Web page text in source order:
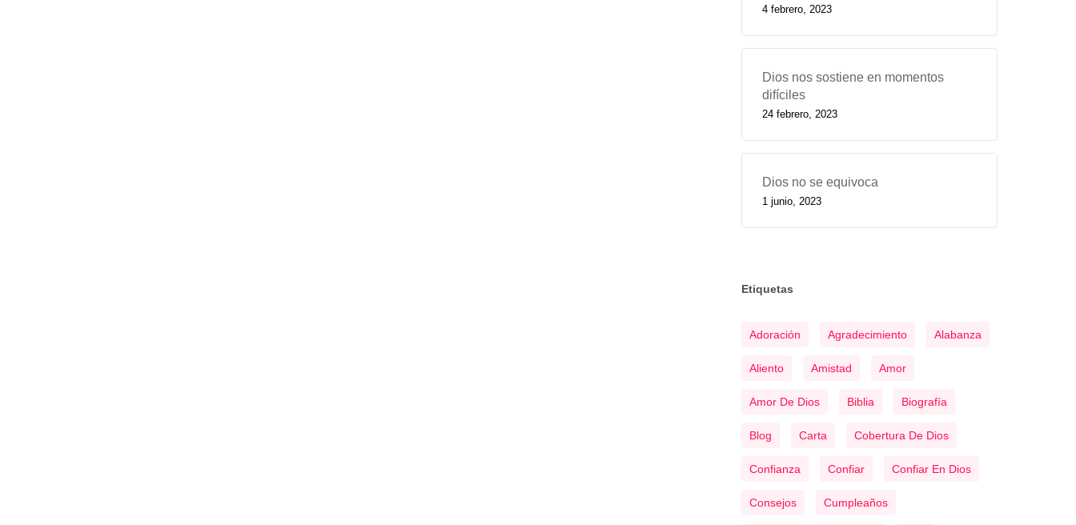
4 febrero, 2023
Dios nos sostiene en momentos
difíciles
24 febrero, 2023
Dios no se equivoca
1 junio, 2023
Etiquetas
Adoración Agradecimiento Alabanza
Aliento Amistad Amor
Amor De Dios Biblia Biografía
Blog Carta Cobertura De Dios
Confianza Confiar Confiar En Dios
Consejos Cumpleaños